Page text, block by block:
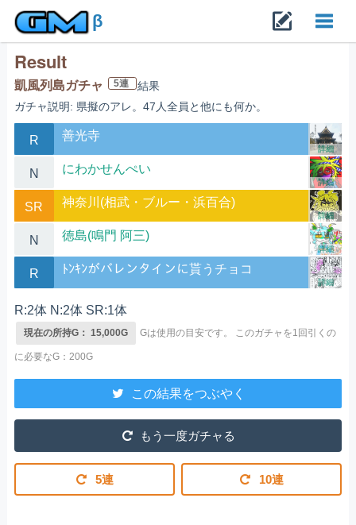
β
Result
凱風列島ガチャ 5連
結果
ガチャ説明: 県擬のアレ。47人全員と他にも何か。
R 善光寺
詳細
N にわかせんぺい
詳細
SR 神奈川(相武・ブルー・浜百合)
詳細
N 徳島(鳴門 阿三)
詳細
R ﾄﾝｷﾝがバレンタインに貰うチョコ
詳細
R:2体 N:2体 SR:1体
現在の所持G： 15,000G Gは使用の目安です。 このガチャを1回引くの
に必要なG：200G
この結果をつぶやく
もう一度ガチャる
5連 10連